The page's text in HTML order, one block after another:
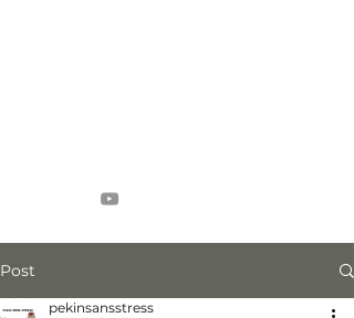
Post
pekinsansstress